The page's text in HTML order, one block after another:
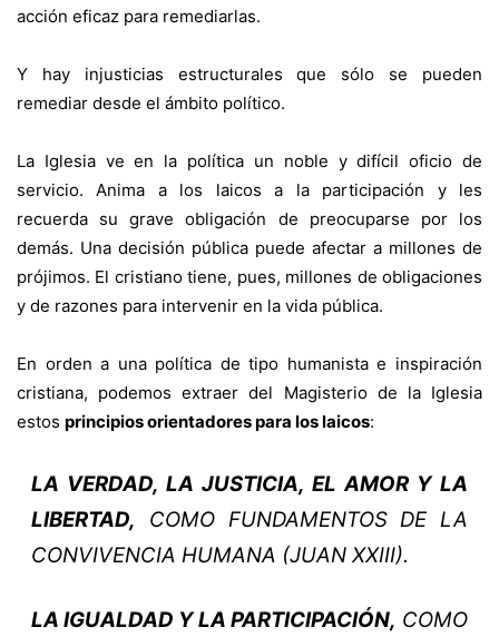
acción eficaz para remediarlas.
Y hay in­justicias estructurales que sólo se pueden
remediar desde el ámbito po­lítico.
La Igle­sia ve en la política un noble y difícil oficio de
servicio. Anima a los laicos a la participación y les
recuerda su grave obligación de preocuparse por los
demás. Una decisión pública puede afectar a millones de
prójimos. El cris­tiano tiene, pues, millones de obligaciones
y de razones para intervenir en la vida pública.
En orden a una política de tipo humanista e inspiración
cristiana, podemos extraer del Magisterio de la Iglesia
estos principios orientadores para los laicos:
LA VERDAD, LA JUSTICIA, EL AMOR Y LA
LIBERTAD, COMO FUNDAMENTOS DE LA
CONVI­VENCIA HUMANA (JUAN XXIII).
LA IGUALDAD Y LA PARTICIPACIÓN, COMO